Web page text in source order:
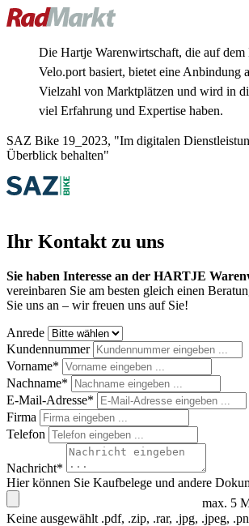
Die Hartje Warenwirtschaft, die auf
Velo.port basiert, bietet eine Anbindung
Vielzahl von Marktplätzen und wird in
viel Erfahrung und Expertise haben.
SAZ Bike 19_2023, "Im digitalen
Überblick behalten"
Ihr Kontakt zu uns
Sie haben Interesse an der HARTJE
vereinbaren Sie am besten gleich einen
Sie uns an – wir freuen uns auf Sie!
Anrede
Kundennummer
Vorname*
Nachname*
E-Mail-Adresse*
Firma
Telefon
Nachricht*
Hier können Sie Kaufbelege und andere
max. 5
Keine ausgewählt .pdf, .zip, .rar, .jpg, .jpeg,